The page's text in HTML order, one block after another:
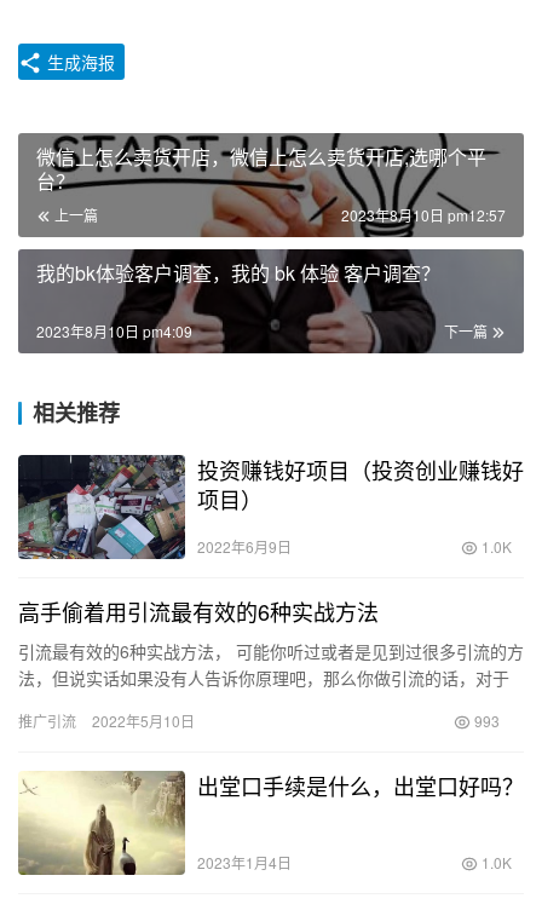
生成海报
微信上怎么卖货开店，微信上怎么卖货开店,选哪个平
台？
上一篇 2023年8月10日 pm12:57
我的bk体验客户调查，我的 bk 体验 客户调查？
下一篇
2023年8月10日 pm4:09
相关推荐
投资赚钱好项目（投资创业赚钱好
项目）
2022年6月9日 1.0K
高手偷着用引流最有效的6种实战方法
引流最有效的6种实战方法， 可能你听过或者是见到过很多引流的方
法，但说实话如果没有人告诉你原理吧，那么你做引流的话，对于
起…
推广引流 2022年5月10日 993
出堂口手续是什么，出堂口好吗？
2023年1月4日 1.0K